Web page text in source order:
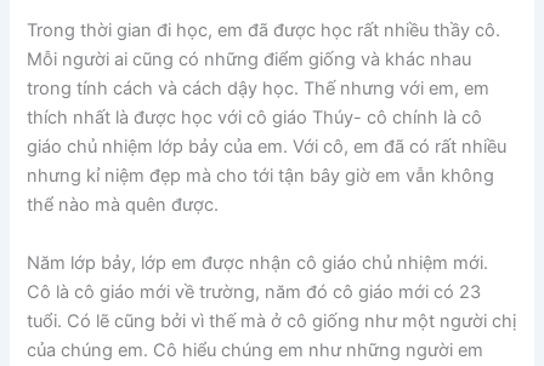
Trong thời gian đi học, em đã được học rất nhiều thầy cô.
Mỗi người ai cũng có những điểm giống và khác nhau
trong tính cách và cách dậy học. Thế nhưng với em, em
thích nhất là được học với cô giáo Thúy- cô chính là cô
giáo chủ nhiệm lớp bảy của em. Với cô, em đã có rất nhiều
nhưng kỉ niệm đẹp mà cho tới tận bây giờ em vẫn không
thể nào mà quên được.
Năm lớp bảy, lớp em được nhận cô giáo chủ nhiệm mới.
Cô là cô giáo mới về trường, năm đó cô giáo mới có 23
tuổi. Có lẽ cũng bởi vì thế mà ở cô giống như một người chị
của chúng em. Cô hiểu chúng em như những người em